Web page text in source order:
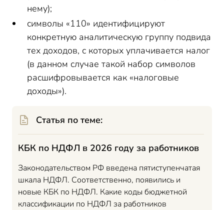
нему);
символы «110» идентифицируют
конкретную аналитическую группу подвида
тех доходов, с которых уплачивается налог
(в данном случае такой набор символов
расшифровывается как «налоговые
доходы»).
Статья по теме:
КБК по НДФЛ в 2026 году за работников
Законодательством РФ введена пятиступенчатая
шкала НДФЛ. Соответственно, появились и
новые КБК по НДФЛ. Какие коды бюджетной
классификации по НДФЛ за работников